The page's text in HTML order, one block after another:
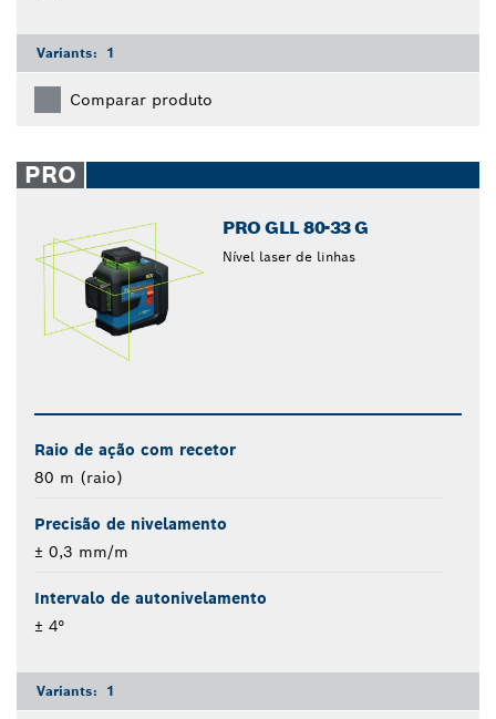
Variants: 1
Comparar produto
PRO
PRO GLL 80-33 G
Nível laser de linhas
Raio de ação com recetor
80 m (raio)
Precisão de nivelamento
± 0,3 mm/m
Intervalo de autonivelamento
± 4°
Variants: 1